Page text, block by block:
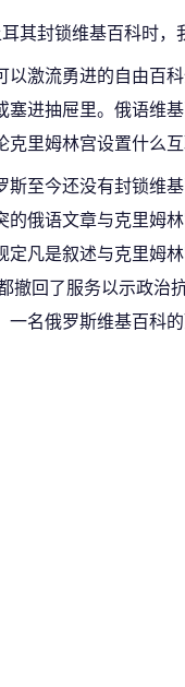
其封锁维基百科时，
以激流勇进的自由百
塞进抽屉里。俄语维
克里姆林宫设置什么
斯至今还没有封锁维
的俄语文章与克里姆
定凡是叙述与克里姆
撤回了服务以示政治
名俄罗斯维基百科